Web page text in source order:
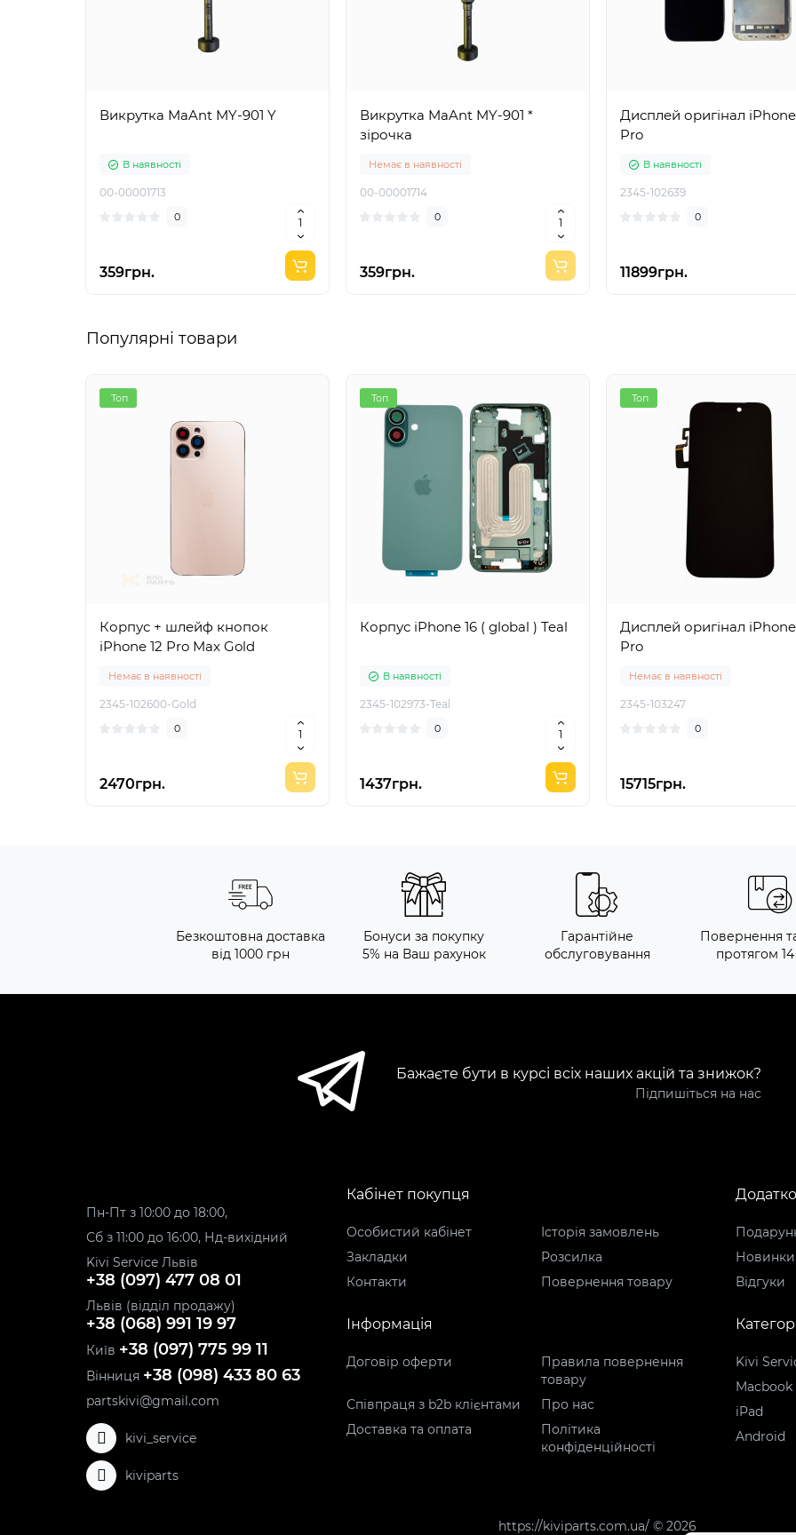
Викрутка MaAnt MY-901 Y
В наявності
00-00001713
0
359грн.
Викрутка MaAnt MY-901 *
зірочка
Немає в наявності
00-00001714
0
359грн.
Дисплей оригінал iPhone
Pro
В наявності
2345-102639
0
11899грн.
Популярні товари
Топ
Корпус + шлейф кнопок
iPhone 12 Pro Max Gold
Немає в наявності
2345-102600-Gold
0
2470грн.
Топ
Корпус iPhone 16 ( global ) Teal
В наявності
2345-102973-Teal
0
1437грн.
Топ
Дисплей оригінал iPhone
Pro
Немає в наявності
2345-103247
0
15715грн.
Безкоштовна доставка
від 1000 грн
Бонуси за покупку
5% на Ваш рахунок
Гарантійне
обслуговування
Повернення
протягом 14
Бажаєте бути в курсі всіх наших акцій та знижок?
Підпишіться на нас
Пн-Пт з 10:00 до 18:00,
Сб з 11:00 до 16:00, Нд-вихідний
Kivi Service Львів
+38 (097) 477 08 01
Львів (відділ продажу)
+38 (068) 991 19 97
Київ +38 (097) 775 99 11
Вінниця +38 (098) 433 80 63
partskivi@gmail.com
kivi_service
kiviparts
Кабінет покупця
Особистий кабінет
Історія замовлень
Закладки
Розсилка
Контакти
Повернення товару
Новинки
Відгуки
Інформація
Договір оферти
Правила повернення
товару
Співпраця з b2b клієнтами
Про нас
Доставка та оплата
Політика
конфіденційності
Kivi
Macbook
iPad
Android
https://kiviparts.com.ua/ © 2026